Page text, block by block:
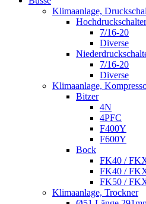
Klimaanlage,
Hochdruckschalter
7/16-20
Diverse
7/16-20
Diverse
Klimaanlage,
Bitzer
4N
4PFC
F400Y
F600Y
Bock
FK40 /
FK40 /
FK50 /
Klimaanlage, Trockner